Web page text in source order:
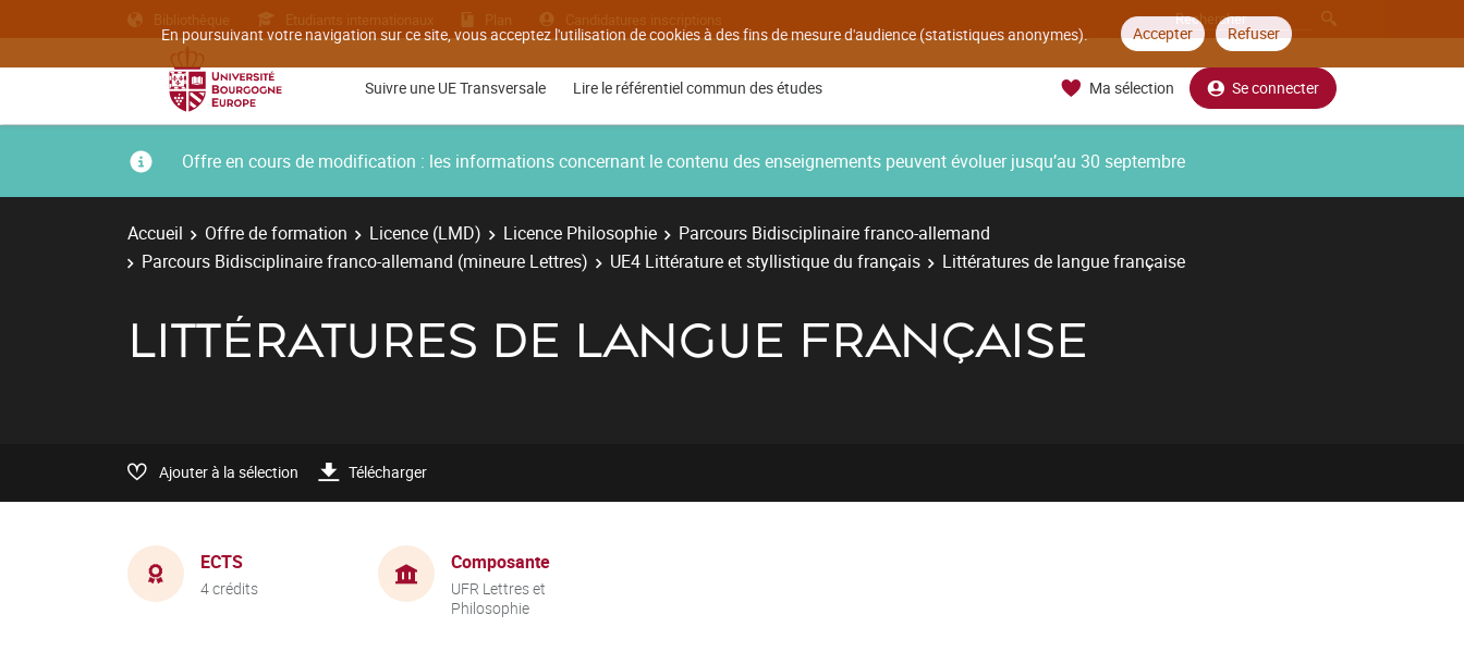
En poursuivant votre navigation sur ce site, vous acceptez l'utilisation de cookies à des fins de mesure d'audience (statistiques anonymes). Accepter Refuser
Bibliothèque Etudiants internationaux Plan Candidatures inscriptions
Suivre une UE Transversale Lire le référentiel commun des études Ma sélection Se connecter
Offre en cours de modification : les informations concernant le contenu des enseignements peuvent évoluer jusqu’au 30 septembre
Accueil Offre de formation Licence (LMD) Licence Philosophie
Parcours Bidisciplinaire franco-allemand
Parcours Bidisciplinaire franco-allemand (mineure Lettres)
UE4 Littérature et styllistique du français Littératures de langue française
LITTÉRATURES DE LANGUE FRANÇAISE
Ajouter à la sélection Télécharger
ECTS
4 crédits
Composante
UFR Lettres et
Philosophie